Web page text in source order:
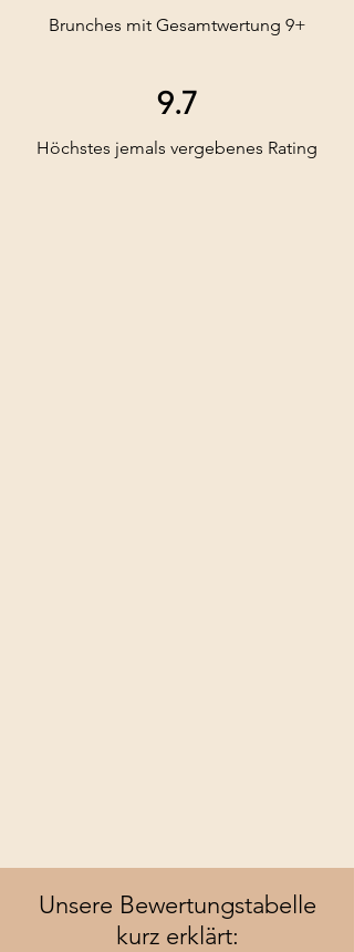
Brunches mit Gesamtwertung 9+
9.7
Höchstes jemals vergebenes Rating
Unsere Bewertungstabelle
kurz erklärt: